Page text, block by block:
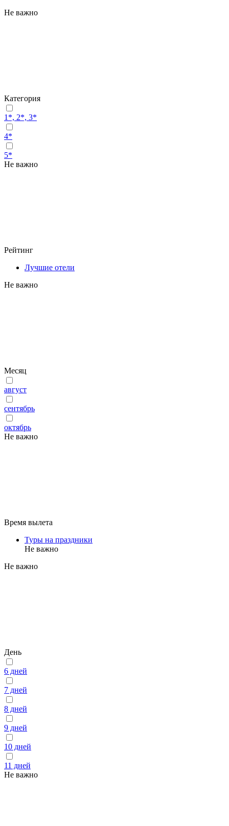
Не важно
Категория
1*, 2*, 3*
4*
5*
Не важно
Рейтинг
Лучшие отели
Не важно
Месяц
август
сентябрь
октябрь
Не важно
Время вылета
Туры на праздники
Не важно
Не важно
День
6 дней
7 дней
8 дней
9 дней
10 дней
11 дней
Не важно